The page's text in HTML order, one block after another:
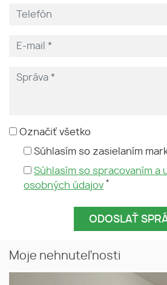
Označiť všetko
Súhlasím so zasielaním
Súhlasím so spracovaním a
osobných údajov *
Moje nehnuteľnosti